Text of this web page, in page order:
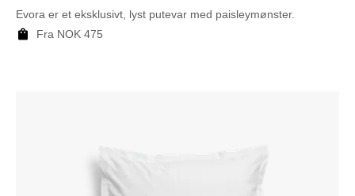
Evora er et eksklusivt, lyst putevar med paisleymønster.
Fra NOK 475